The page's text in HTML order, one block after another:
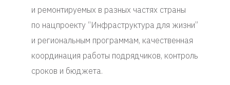
и ремонтируемых в разных частях страны
по нацпроекту “Инфраструктура для жизни”
и региональным программам, качественная
координация работы подрядчиков, контроль
сроков и бюджета.